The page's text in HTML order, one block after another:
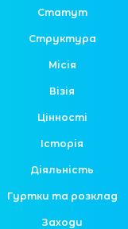
Статут
Структура
Місія
Візія
Цінності
Історія
Діяльність
Гуртки та розклад
Заходи